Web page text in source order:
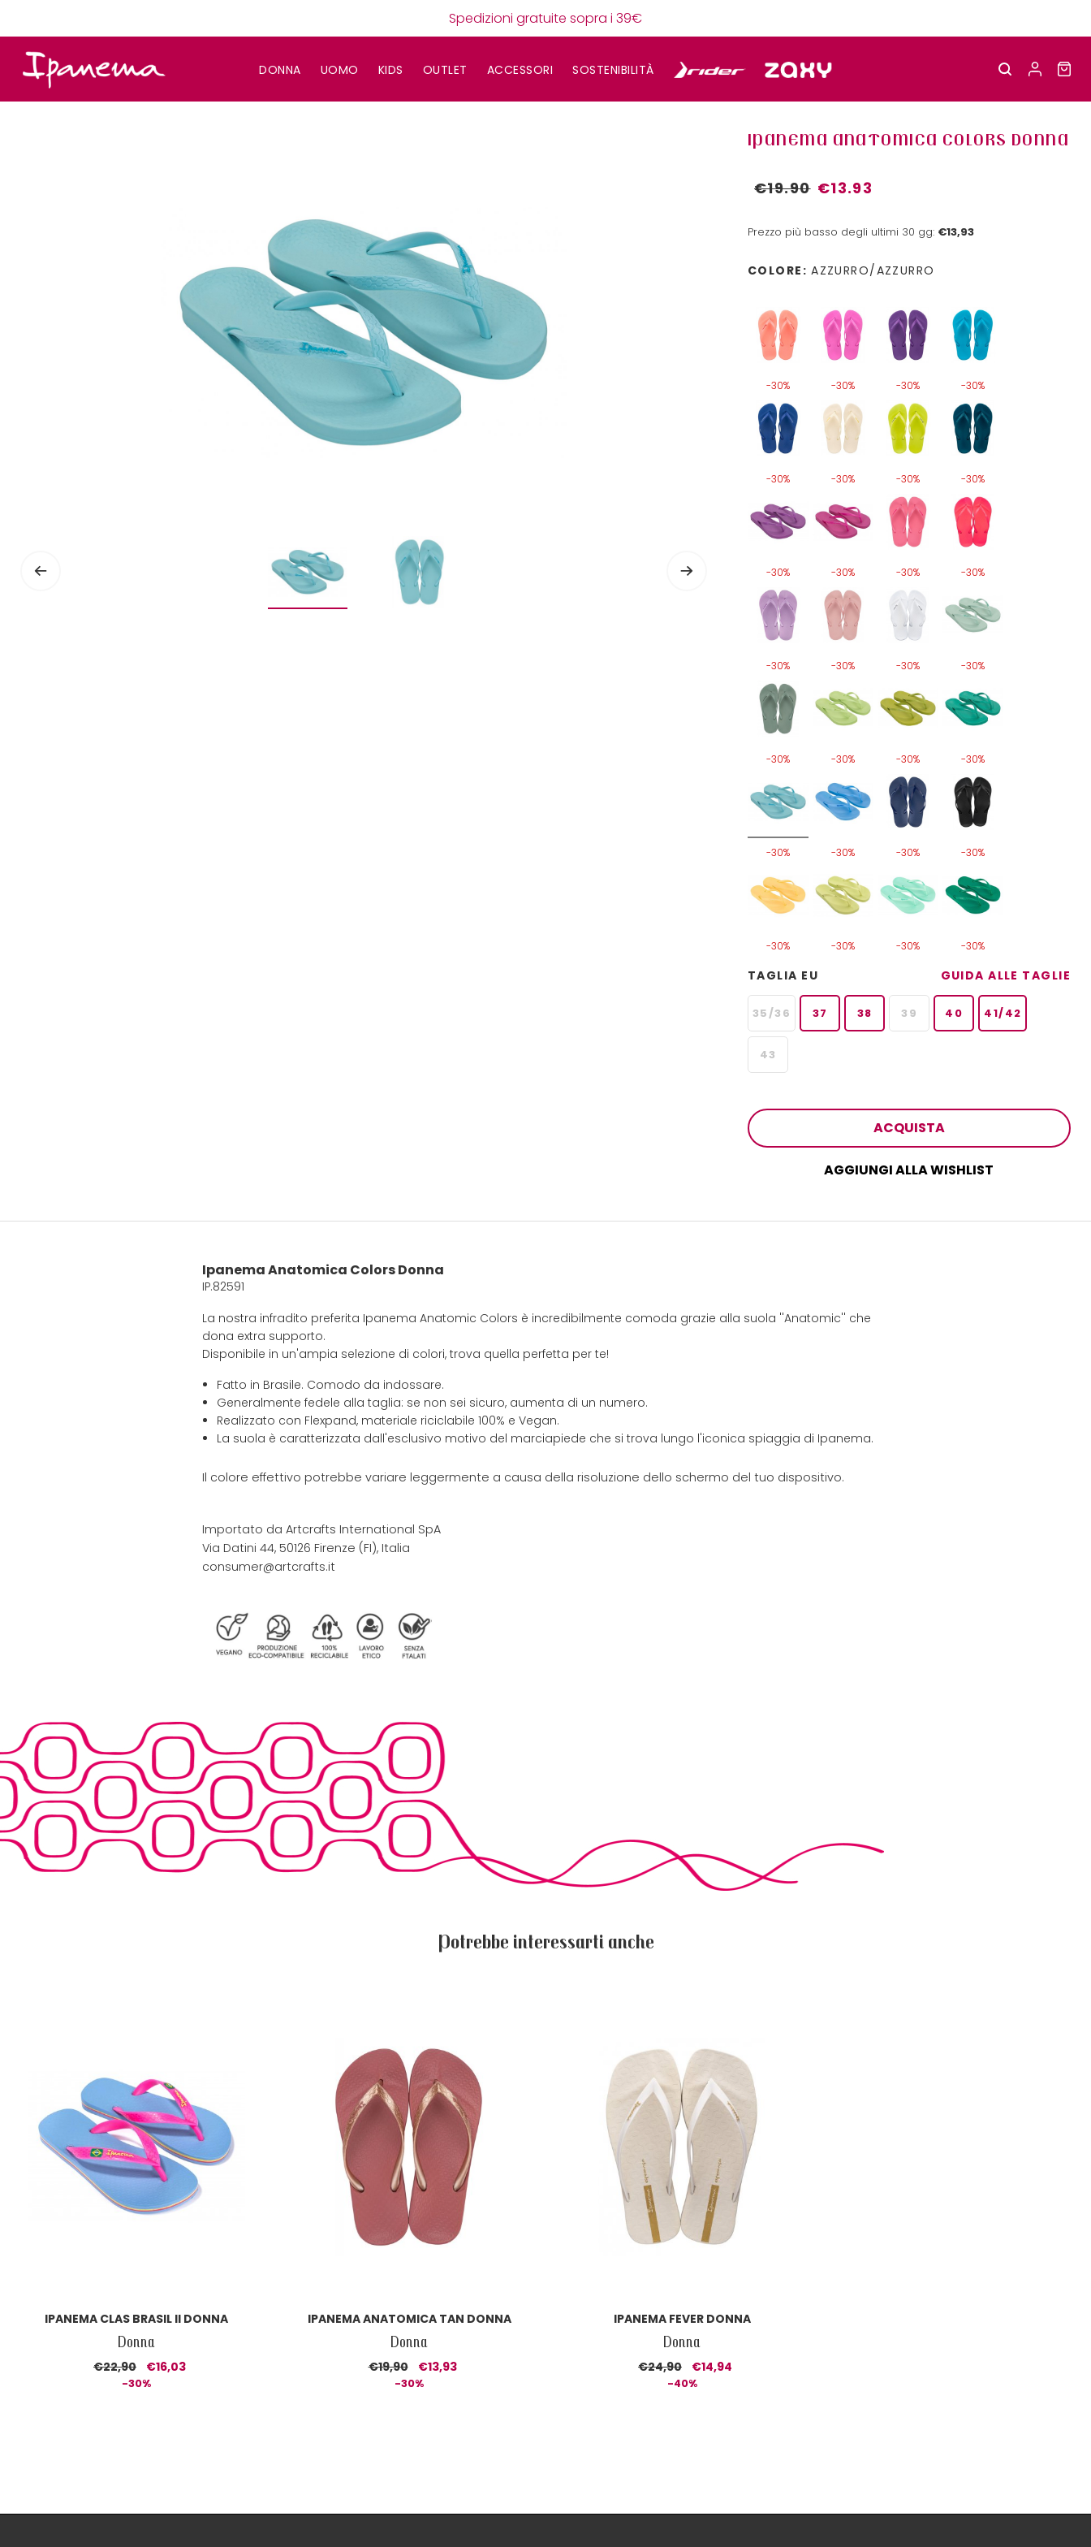
Spedizioni gratuite sopra i 39€
DONNA UOMO KIDS OUTLET ACCESSORI SOSTENIBILITÀ
IPANEMA ANATOMICA COLORS DONNA
€19.90 €13.93
Prezzo più basso degli ultimi 30 gg: €13,93
COLORE: AZZURRO/AZZURRO
-30% -30% -30% -30%
-30% -30% -30% -30%
-30% -30% -30% -30%
-30% -30% -30% -30%
-30% -30% -30% -30%
-30% -30% -30% -30%
-30% -30% -30% -30%
TAGLIA EU GUIDA ALLE TAGLIE
35/36 37 38 39 40 41/42
43
ACQUISTA
AGGIUNGI ALLA WISHLIST
Ipanema Anatomica Colors Donna
IP.82591
La nostra infradito preferita Ipanema Anatomic Colors è incredibilmente comoda grazie alla suola ''Anatomic'' che
dona extra supporto.
Disponibile in un'ampia selezione di colori, trova quella perfetta per te!
Fatto in Brasile. Comodo da indossare.
Generalmente fedele alla taglia: se non sei sicuro, aumenta di un numero.
Realizzato con Flexpand, materiale riciclabile 100% e Vegan.
La suola è caratterizzata dall'esclusivo motivo del marciapiede che si trova lungo l'iconica spiaggia di Ipanema.
Il colore effettivo potrebbe variare leggermente a causa della risoluzione dello schermo del tuo dispositivo.
Importato da Artcrafts International SpA
Via Datini 44, 50126 Firenze (FI), Italia
consumer@artcrafts.it
Potrebbe interessarti anche
IPANEMA CLAS BRASIL II DONNA
Donna
€22,90 €16,03
-30%
IPANEMA ANATOMICA TAN DONNA
Donna
€19,90 €13,93
-30%
IPANEMA FEVER DONNA
Donna
€24,90 €14,94
-40%